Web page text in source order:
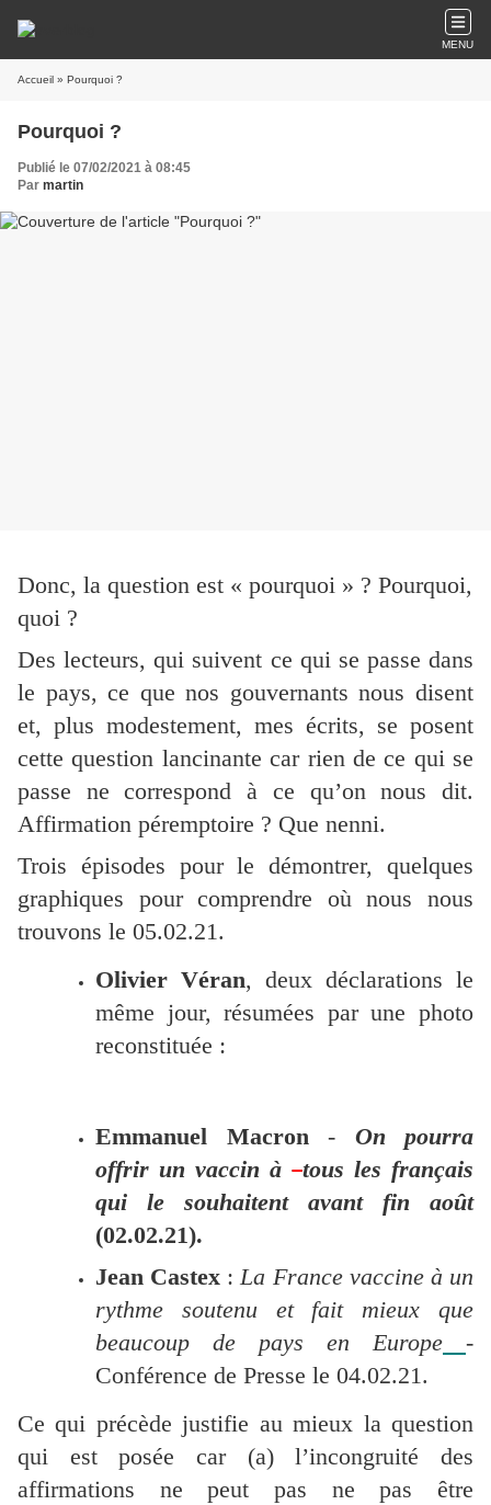
MENU
Accueil » Pourquoi ?
Pourquoi ?
Publié le 07/02/2021 à 08:45
Par martin
Donc, la question est « pourquoi » ? Pourquoi,
quoi ?
Des lecteurs, qui suivent ce qui se passe dans
le pays, ce que nos gouvernants nous disent
et, plus modestement, mes écrits, se posent
cette question lancinante car rien de ce qui se
passe ne correspond à ce qu’on nous dit.
Affirmation péremptoire ? Que nenni.
Trois épisodes pour le démontrer, quelques
graphiques pour comprendre où nous nous
trouvons le 05.02.21.
Olivier Véran, deux déclarations le
même jour, résumées par une photo
reconstituée :
Emmanuel Macron- On pourra
offrir un vaccin à tous les français
qui le souhaitent avant fin août
(02.02.21).
Jean Castex :La France vaccine à un
rythme soutenu et fait mieux que
beaucoup de pays en Europe
-
Conférence de Presse le 04.02.21.
Ce qui précède justifie au mieux la question
qui est posée car (a) l’incongruité des
affirmations ne peut pas ne pas être